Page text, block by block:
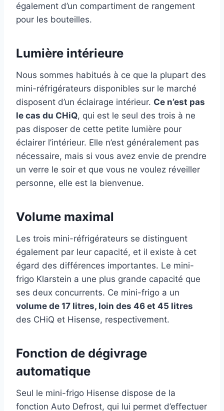
également d’un compartiment de rangement
pour les bouteilles.
Lumière intérieure
Nous sommes habitués à ce que la plupart des
mini-réfrigérateurs disponibles sur le marché
disposent d’un éclairage intérieur. Ce n’est pas
le cas du CHiQ, qui est le seul des trois à ne
pas disposer de cette petite lumière pour
éclairer l’intérieur. Elle n’est généralement pas
nécessaire, mais si vous avez envie de prendre
un verre le soir et que vous ne voulez réveiller
personne, elle est la bienvenue.
Volume maximal
Les trois mini-réfrigérateurs se distinguent
également par leur capacité, et il existe à cet
égard des différences importantes. Le mini-
frigo Klarstein a une plus grande capacité que
ses deux concurrents. Ce mini-frigo a un
volume de 17 litres, loin des 46 et 45 litres
des CHiQ et Hisense, respectivement.
Fonction de dégivrage
automatique
Seul le mini-frigo Hisense dispose de la
fonction Auto Defrost, qui lui permet d’effectuer